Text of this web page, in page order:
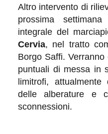
Altro intervento di
prossima
integrale del
Cervia, nel tratto
Borgo Saffi.
puntuali di messa in
limitrofi, attualmente
delle alberature e
sconnessioni.